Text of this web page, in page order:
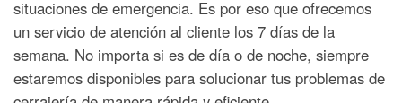
situaciones de emergencia. Es por eso que ofrecemos
un servicio de atención al cliente los 7 días de la
semana. No importa si es de día o de noche, siempre
estaremos disponibles para solucionar tus problemas de